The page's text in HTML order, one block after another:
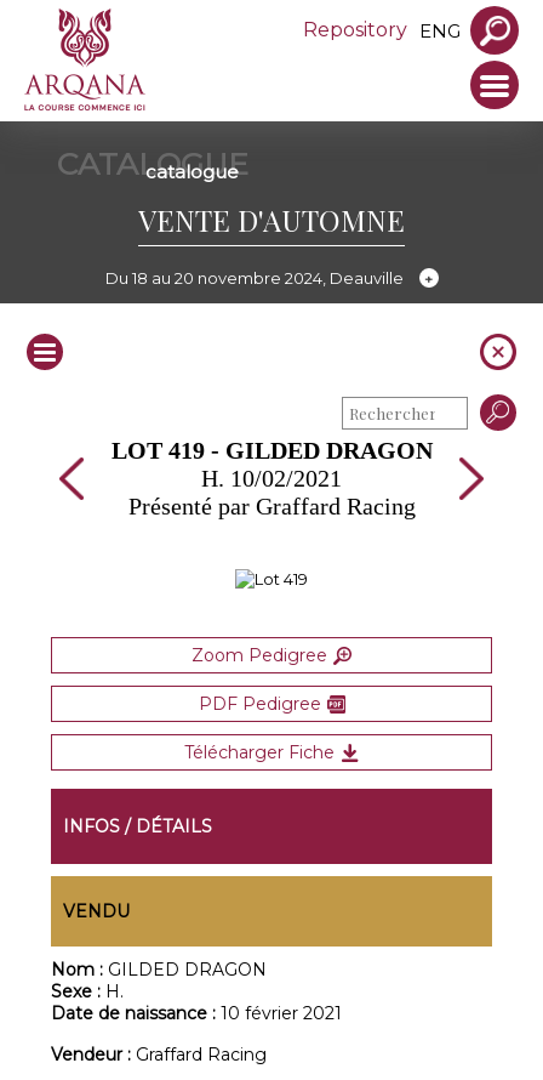
Repository ENG
CATALOGUE
catalogue
VENTE D'AUTOMNE
Du 18 au 20 novembre 2024, Deauville
LOT 419 - GILDED DRAGON
H. 10/02/2021
Présenté par Graffard Racing
Zoom Pedigree
PDF Pedigree
Télécharger Fiche
INFOS / DÉTAILS
VENDU
Nom : GILDED DRAGON
Sexe : H.
Date de naissance :10 février 2021
Vendeur : Graffard Racing